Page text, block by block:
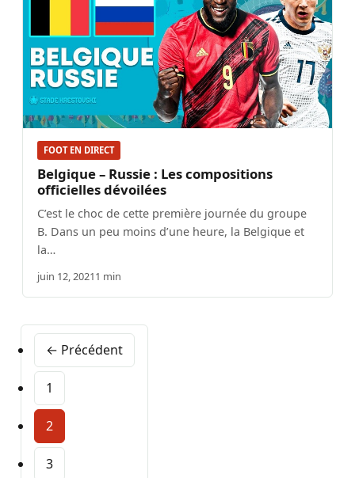
FOOT EN DIRECT
Belgique – Russie : Les compositions
officielles dévoilées
C’est le choc de cette première journée du groupe
B. Dans un peu moins d’une heure, la Belgique et
la…
juin 12, 20211 min
← Précédent
1
2
3